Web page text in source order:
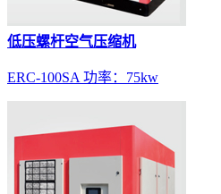
低压螺杆空气压缩机
ERC-100SA 功率：75kw